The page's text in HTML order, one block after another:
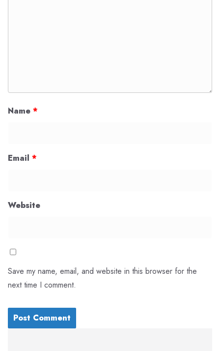
Name *
Email *
Website
Save my name, email, and website in this browser for the
next time I comment.